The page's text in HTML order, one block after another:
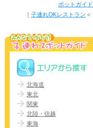
ポットガイド
子連れOKレストラン ＜
北海道
東北
関東
北陸・信越
東海